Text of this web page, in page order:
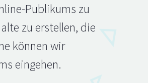
Publikums zu
zu erstellen, die
können wir
eingehen.